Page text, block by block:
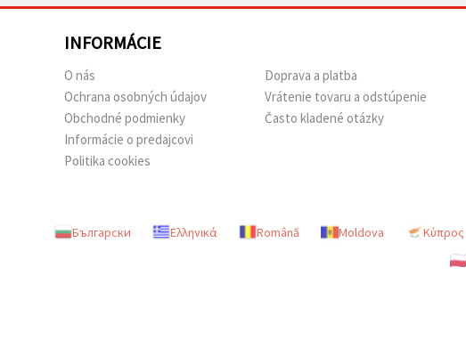
INFORMÁCIE
O nás
Ochrana osobných údajov
Obchodné podmienky
Informácie o predajcovi
Politika cookies
Doprava a platba
Vrátenie tovaru a odstúpenie
Často kladené otázky
Български Ελληνικά Română Moldova Κύπρος